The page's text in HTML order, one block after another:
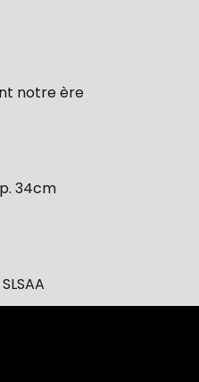
notre ère
34cm